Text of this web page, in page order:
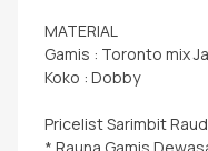
MATERIAL
Gamis : Toronto mix
Koko : Dobby
Pricelist Sarimbit